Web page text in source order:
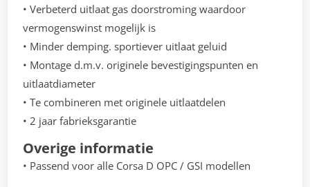
• Verbeterd uitlaat gas doorstroming waardoor
vermogenswinst mogelijk is
• Minder demping. sportiever uitlaat geluid
• Montage d.m.v. originele bevestigingspunten en
uitlaatdiameter
• Te combineren met originele uitlaatdelen
• 2 jaar fabrieksgarantie
Overige informatie
• Passend voor alle Corsa D OPC / GSI modellen